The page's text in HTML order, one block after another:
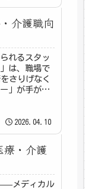
介護職向
れるスタッ
は、職場で
さりげなく
」が手がけ
2026.04.10
療・介護
メディカル